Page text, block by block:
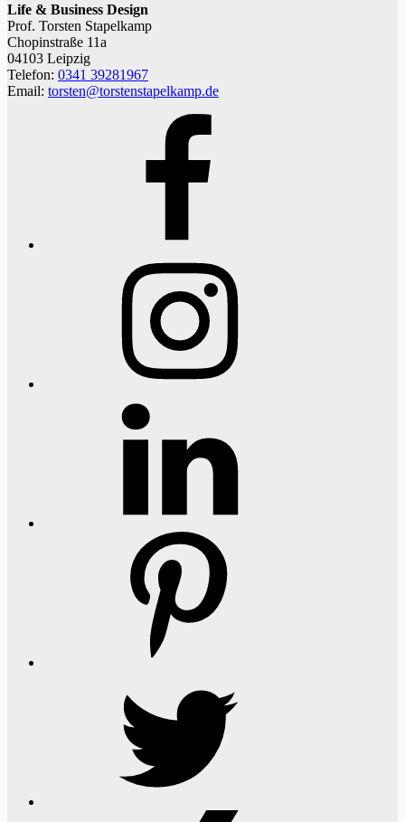
Life & Business Design
Prof. Torsten Stapelkamp
Chopinstraße 11a
04103 Leipzig
Telefon: 0341 39281967
Email: torsten@torstenstapelkamp.de